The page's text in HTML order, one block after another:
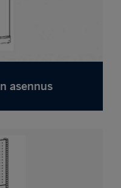
asennus